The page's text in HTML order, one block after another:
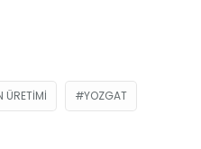
ÜRETIMI YOZGAT